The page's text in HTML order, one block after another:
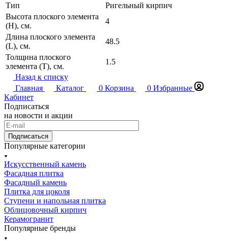
Тип
Ригельный кирпич
Высота плоского элемента
(H), см.
4
Длина плоского элемента
(L), см.
48.5
Толщина плоского
элемента (T), см.
1.5
Назад к списку
Главная
Каталог 0 Корзина 0 Избранные
Кабинет
Подписаться
на новости и акции
Подписаться
Популярные категории
Искусственный камень
Фасадная плитка
Фасадный камень
Плитка для цоколя
Ступени и напольная плитка
Облицовочный кирпич
Керамогранит
Популярные бренды